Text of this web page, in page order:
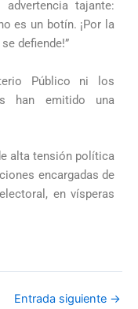
tajante:
es un botín. ¡Por la
defiende!”
Público ni los
han emitido una
alta tensión política
encargadas de
en vísperas
Entrada siguiente →